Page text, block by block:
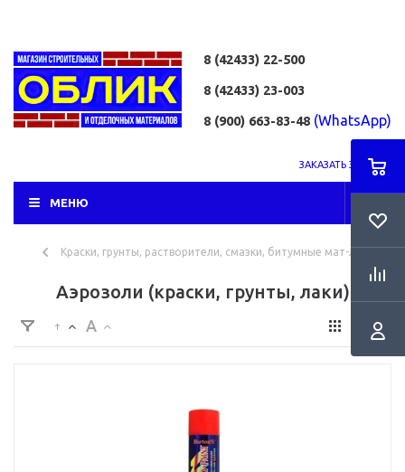
8 (42433) 22-500
8 (42433) 23-003
8 (900) 663-83-48 (WhatsApp)
ЗАКАЗАТЬ ЗВОНОК
МЕНЮ
Краски, грунты, растворители, смазки, битумные мат-лы
Аэрозоли (краски, грунты, лаки)